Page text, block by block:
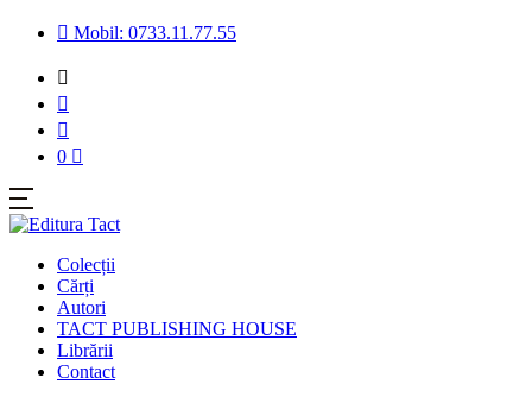
Mobil: 0733.11.77.55
0
Colecții
Cărți
Autori
TACT PUBLISHING HOUSE
Librării
Contact